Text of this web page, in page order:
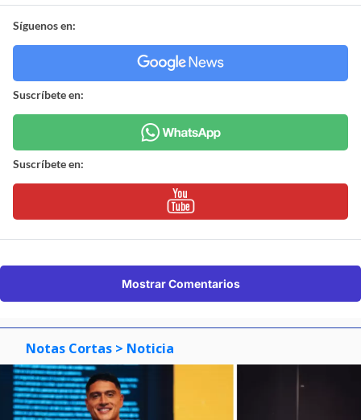
Síguenos en:
Suscríbete en:
Suscríbete en:
Mostrar Comentarios
Notas Cortas > Noticia